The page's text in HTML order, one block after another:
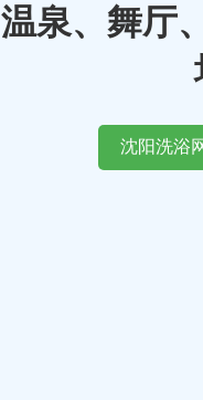
温泉、舞厅
沈阳洗浴